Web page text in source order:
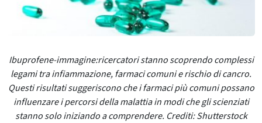
Ibuprofene-immagine:ricercatori stanno scoprendo complessi
legami tra infiammazione, farmaci comuni e rischio di cancro.
Questi risultati suggeriscono che i farmaci più comuni possano
influenzare i percorsi della malattia in modi che gli scienziati
stanno solo iniziando a comprendere. Crediti: Shutterstock